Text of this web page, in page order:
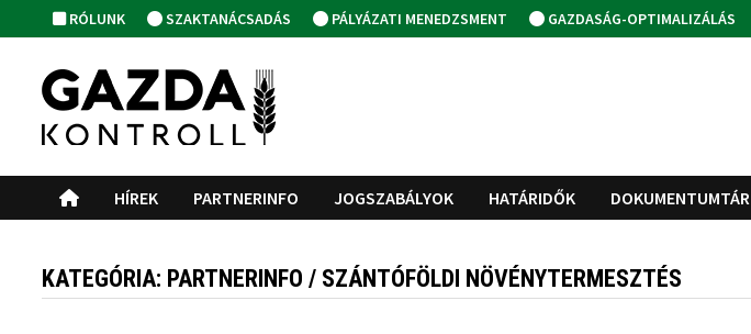
to
content
RÓLUNK SZAKTANÁCSADÁS PÁLYÁZATI MENEDZSMENT GAZDASÁG-OPTIMALIZÁLÁS
HÍREK PARTNERINFO JOGSZABÁLYOK HATÁRIDŐK DOKUMENTUMTÁR
KATEGÓRIA: PARTNERINFO / SZÁNTÓFÖLDI NÖVÉNYTERMESZTÉS